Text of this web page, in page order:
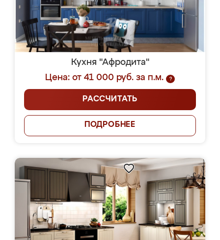
Кухня "Афродита"
Цена: от 41 000 руб. за п.м.
?
РАССЧИТАТЬ
ПОДРОБНЕЕ